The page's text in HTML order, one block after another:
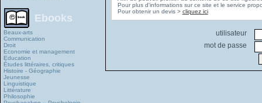
Ebooks
Beaux-arts
Communication
Droit
Economie et management
Education
Études littéraires, critiques
Histoire - Géographie
Jeunesse
Linguistique
Littérature
Philosophie
Pour plus d'informations sur ce site et le service
Pour obtenir un devis > cliquez ici
utilisateur
mot de passe